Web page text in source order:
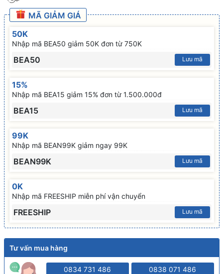
MÃ GIẢM GIÁ
50K
Nhập mã BEA50 giảm 50K đơn từ 750K
BEA50 Lưu mã
15%
Nhập mã BEA15 giảm 15% đơn từ 1.500.000đ
BEA15 Lưu mã
99K
Nhập mã BEAN99K giảm ngay 99K
BEAN99K Lưu mã
0K
Nhập mã FREESHIP miễn phí vận chuyển
FREESHIP Lưu mã
Tư vấn mua hàng
0834 731 486 0838 071 486